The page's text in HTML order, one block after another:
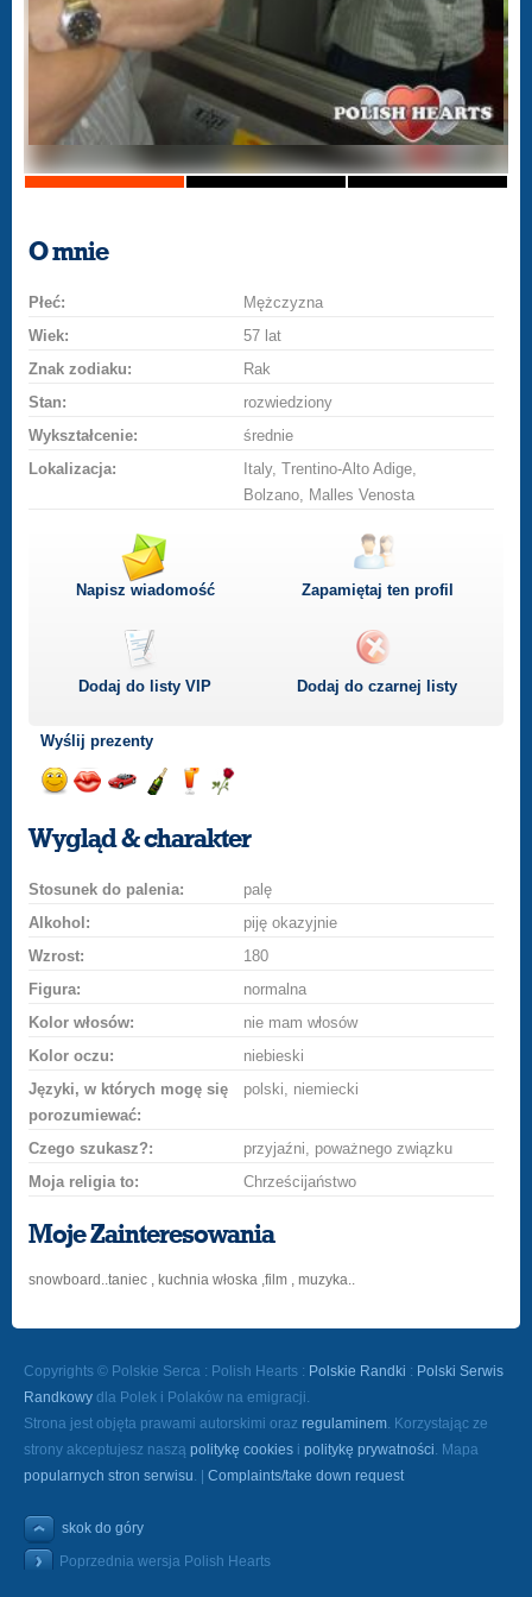
O mnie
Płeć:
Mężczyzna
Wiek:
57 lat
Znak zodiaku:
Rak
Stan:
rozwiedziony
Wykształcenie:
średnie
Lokalizacja:
Italy, Trentino-Alto Adige,
Bolzano, Malles Venosta
Napisz wiadomość Zapamiętaj ten profil
Dodaj do listyVIP Dodaj do czarnej listy
Wyślij prezenty
uśmiech
buziakasamochodem
szampana
drinka
różę
Wygląd & charakter
Stosunek do palenia:
palę
Alkohol:
piję okazyjnie
Wzrost:
180
Figura:
normalna
Kolor włosów:
nie mam włosów
Kolor oczu:
niebieski
Języki, w których mogę się
porozumiewać:
polski, niemiecki
Czego szukasz?:
przyjaźni, poważnego związku
Moja religia to:
Chrześcijaństwo
Moje Zainteresowania
snowboard..taniec , kuchnia włoska ,film , muzyka..
Copyrights © Polskie Serca : Polish Hearts : Polskie Randki : Polski Serwis
Randkowy dla Polek i Polaków na emigracji.
Strona jest objęta prawami autorskimi oraz regulaminem. Korzystając ze
strony akceptujesz naszą politykę cookies i politykę prywatności. Mapa
popularnych stron serwisu. | Complaints/take down request
skok do góry
Poprzednia wersja Polish Hearts